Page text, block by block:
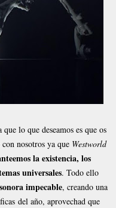
lo que deseamos es que os
nosotros ya que Westworld
la existencia, los
universales. Todo ello
impecable, creando una
del año, aprovechad que